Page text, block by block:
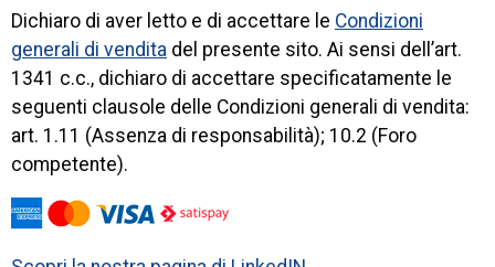
Dichiaro di aver letto e di accettare le Condizioni
generali di vendita del presente sito. Ai sensi dell’art.
1341 c.c., dichiaro di accettare specificatamente le
seguenti clausole delle Condizioni generali di vendita:
art. 1.11 (Assenza di responsabilità); 10.2 (Foro
competente).